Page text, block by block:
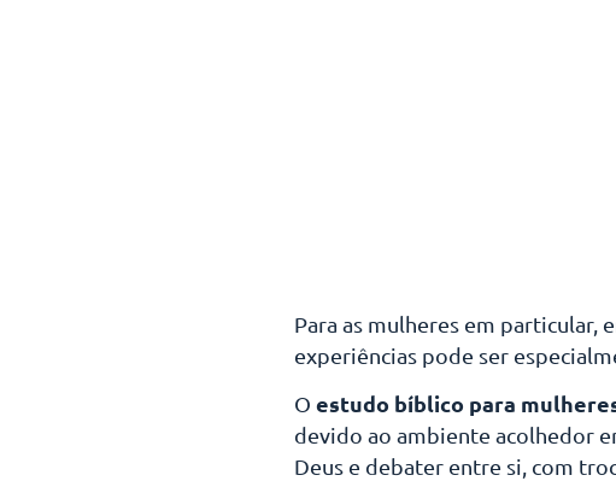
Para as mulheres em particular,
experiências pode ser
O estudo bíblico para
devido ao ambiente acolhedor
Deus e debater entre si, com